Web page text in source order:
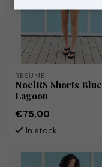
RÉSUMÉ
NoelRS Shorts Blue
Lagoon
€75,00
In stock